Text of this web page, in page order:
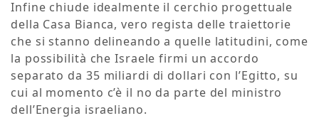
Infine chiude idealmente il cerchio progettuale
della Casa Bianca, vero regista delle traiettorie
che si stanno delineando a quelle latitudini, come
la possibilità che Israele firmi un accordo
separato da 35 miliardi di dollari con l’Egitto, su
cui al momento c’è il no da parte del ministro
dell’Energia israeliano.